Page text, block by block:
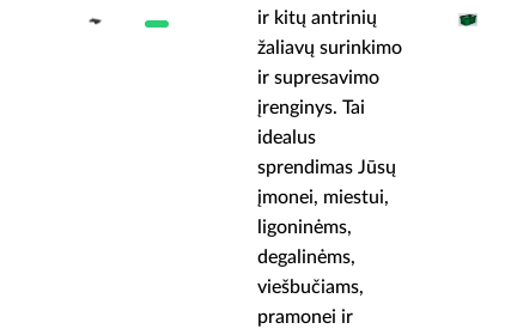
ir kitų antrinių
žaliavų surinkimo
ir supresavimo
įrenginys. Tai
idealus
sprendimas Jūsų
įmonei, miestui,
ligoninėms,
degalinėms,
viešbučiams,
pramonei ir